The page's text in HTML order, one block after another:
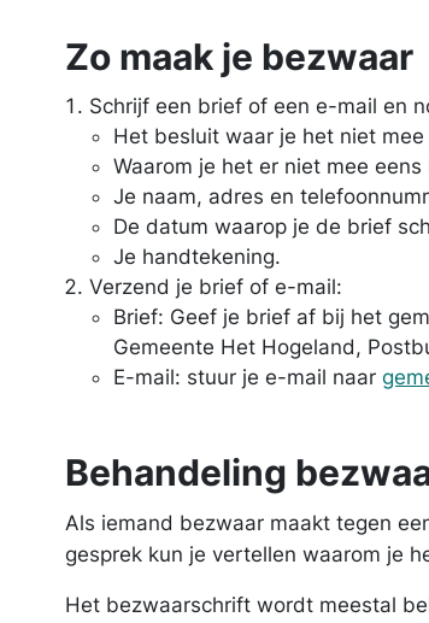
Zo maak je bezwaar
Schrijf een brief of een e-mail en
Het besluit waar je het niet
Waarom je het er niet mee eens
Je naam, adres en
De datum waarop je de brief
Je handtekening.
Verzend je brief of e-mail:
Brief: Geef je brief af bij het
Gemeente Het Hogeland,
E-mail: stuur je e-mail naar
Behandeling
Als iemand bezwaar maakt tegen
gesprek kun je vertellen waarom je
Het bezwaarschrift wordt meestal